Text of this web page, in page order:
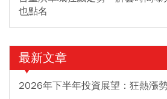
也點名
最新文章
2026年下半年投資展望：狂熱漲